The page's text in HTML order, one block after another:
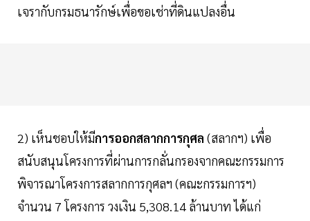
เจรากับกรมธนารักษ์เพื่อขอเช่าที่ดินแปลงอื่น
2) เห็นชอบให้มีการออกสลากการกุศล (สลากฯ) เพื่อ
สนับสนุนโครงการที่ผ่านการกลั่นกรองจากคณะกรรมการ
พิจารณาโครงการสลากการกุศลฯ (คณะกรรมการฯ)
จำนวน 7 โครงการ วงเงิน 5,308.14 ล้านบาท ได้แก่